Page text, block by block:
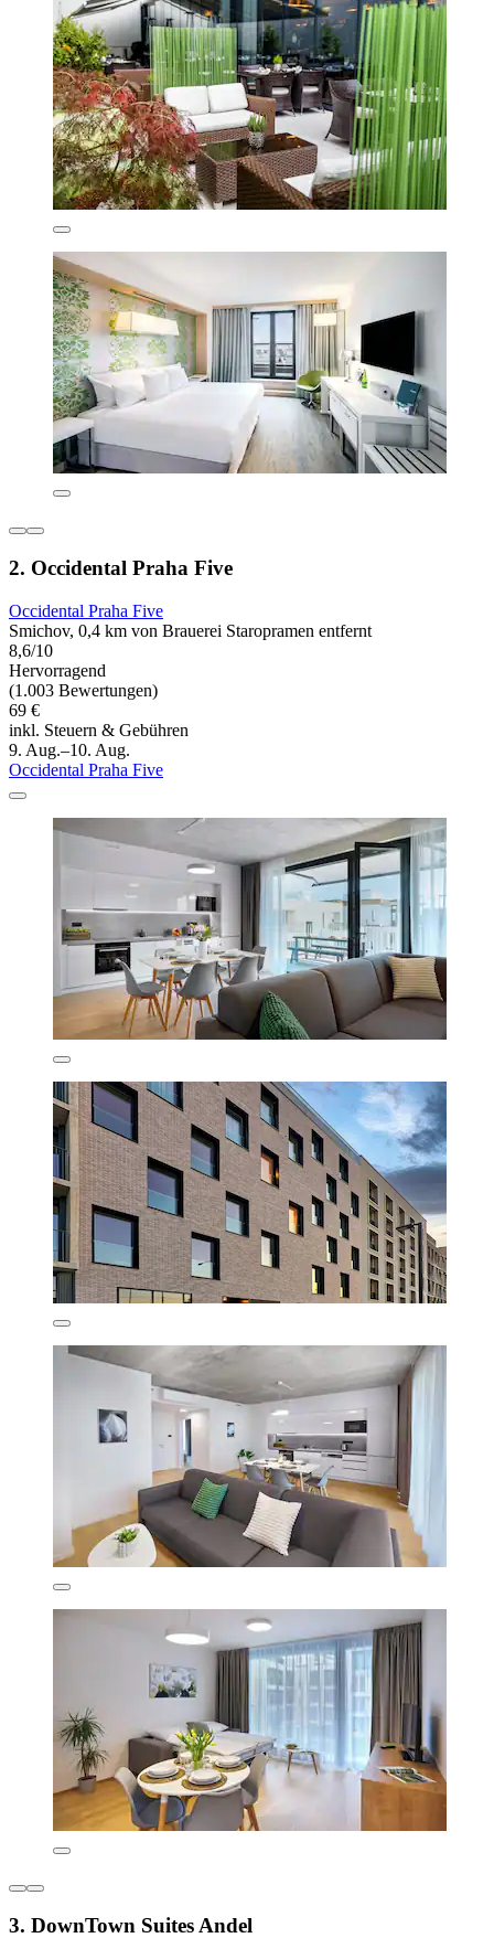
2. Occidental Praha Five
Occidental Praha Five
Smichov, 0,4 km von Brauerei Staropramen entfernt
8,6/10
Hervorragend
(1.003 Bewertungen)
69 €
inkl. Steuern & Gebühren
9. Aug.–10. Aug.
Occidental Praha Five
3. DownTown Suites Andel